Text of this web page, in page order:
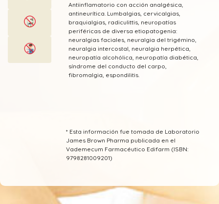
Antiinflamatorio con acción analgésica,
antineurítica. Lumbalgias, cervicalgias,
braquialgias, radiculittis, neuropatías
periféricas de diversa etiopatogenia:
neuralgias faciales, neuralgia del trigémino,
neuralgia intercostal, neuralgia herpética,
neuropatía alcohólica, neuropatía diabética,
síndrome del conducto del carpo,
fibromalgia, espondilitis.
* Esta información fue tomada de Laboratorio
James Brown Pharma publicada en el
Vademecum Farmacéutico Edifarm (ISBN:
9798281009201)